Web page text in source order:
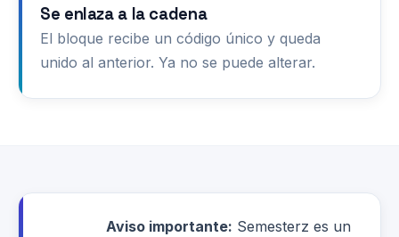
Se enlaza a la cadena
El bloque recibe un código único y queda
unido al anterior. Ya no se puede alterar.
Aviso importante: Semesterz es un